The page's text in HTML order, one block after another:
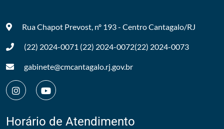
Rua Chapot Prevost, nº 193 - CentroCantagalo/RJ
(22) 2024-0071 (22) 2024-0072(22) 2024-0073
gabinete@cmcantagalo.rj.gov.br
Horário de Atendimento